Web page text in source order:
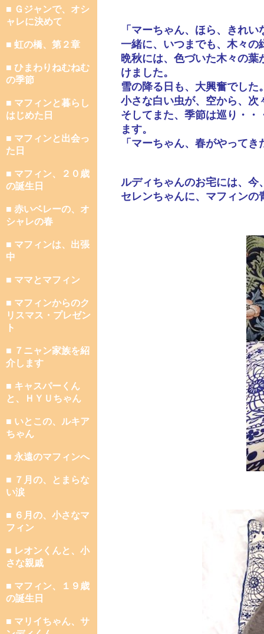
■ Ｇジャンで、オシ
ャレに決めて
■ 虹の橋、第２章
■ ひまわりねむねむ
の季節
■ マフィンと暮らし
はじめた日
■ マフィンと出会っ
た日
■ マフィン、２０歳
の誕生日
■ 赤いベレーの、オ
シャレの春
■ マフィンは、出張
中
■ ママとマフィン
■ マフィンからのク
リスマス・プレゼン
ト
■ ７ニャン家族を紹
介します
■ キャスパーくん
と、ＨＹＵちゃん
■ いとこの、ルキア
ちゃん
■ 永遠のマフィンへ
■ ７月の、とまらな
い涙
■ ６月の、小さなマ
フィン
■ レオンくんと、小
さな親戚
■ マフィン、１９歳
の誕生日
■ マリイちゃん、サ
「マーちゃん、ほら、きれ
一緒に、いつまでも、木々の
晩秋には、色づいた木々の
けました。
雪の降る日も、大興奮でした
小さな白い虫が、空から、次
そしてまた、季節は巡り・
ます。
「マーちゃん、春がやってき
ルディちゃんのお宅には、今
セレンちゃんに、マフィン